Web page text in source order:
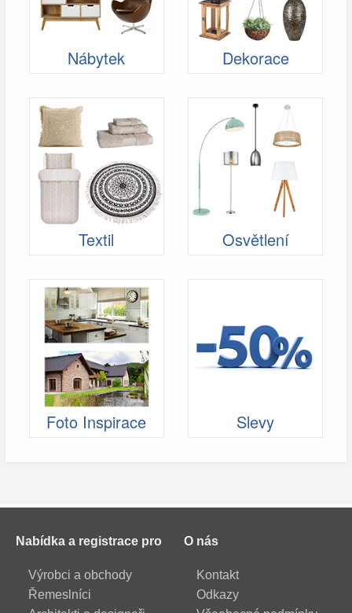
Nábytek Dekorace
Textil Osvětlení
Foto Inspirace Slevy
Nabídka a registrace pro
Výrobci a obchody
Řemeslníci
O nás
Kontakt
Odkazy